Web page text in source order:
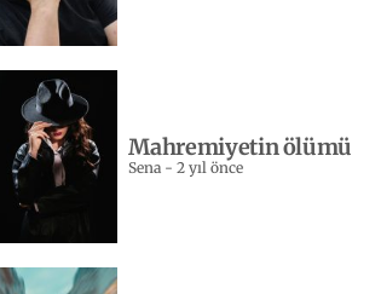
Mahremiyetin ölümü
Sena -2 yıl önce